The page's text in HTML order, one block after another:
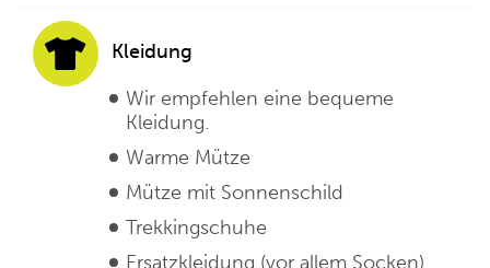
Kleidung
Wir empfehlen eine bequeme
Kleidung.
Warme Mütze
Mütze mit Sonnenschild
Trekkingschuhe
Ersatzkleidung (vor allem Socken)